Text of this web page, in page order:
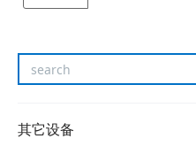
其它设备